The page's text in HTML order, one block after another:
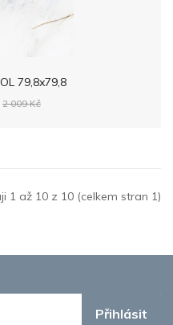
79,8x79,8
2 009 Kč
1 až 10 z 10 (celkem stran 1)
Přihlásit